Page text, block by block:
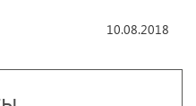
10.08.2018